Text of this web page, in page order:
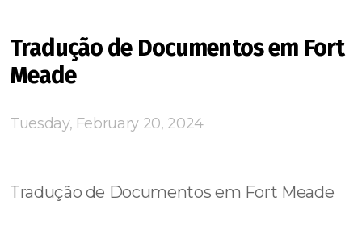
Tradução de Documentos em Fort
Meade
Tuesday, February 20, 2024
Tradução de Documentos em Fort Meade